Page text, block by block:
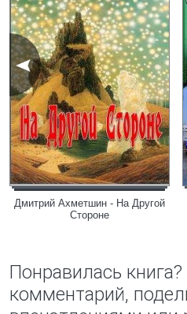
Дмитрий Ахметшин - На Другой
Стороне
Понравилась
комментарий,